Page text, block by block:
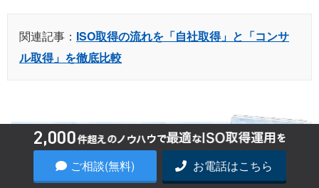
関連記事： ISO取得の流れを「自社取得」と「コンサ
ル取得」を徹底比較
ご相談(無料) お電話はこちら